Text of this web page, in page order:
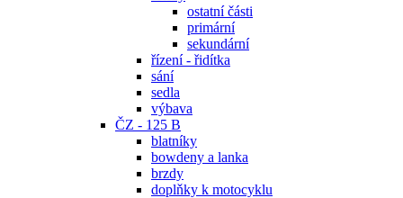
ostatní části
primární
sekundární
řízení - řidítka
sání
sedla
výbava
ČZ - 125 B
blatníky
bowdeny a lanka
brzdy
doplňky k motocyklu